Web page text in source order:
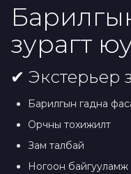
зурагт
✔ Экстерьер
Барилгын гадна
Орчны тохижилт
Зам талбай
Ногоон байгууламж